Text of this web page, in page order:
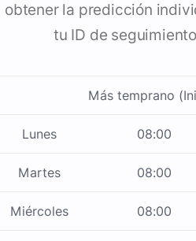
obtener la predicción
tu ID de
Más temprano
Lunes 08:00
Martes 08:00
Miércoles 08:00